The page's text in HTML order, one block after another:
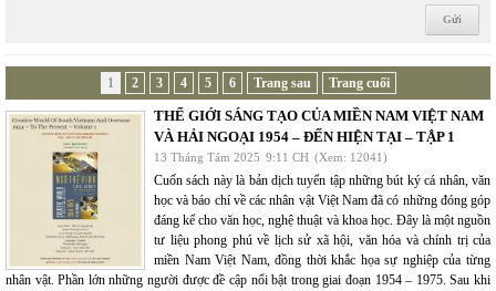
1 2 3 4 5 6 Trang sau Trang cuối
THẾ GIỚI SÁNG TẠO CỦA MIỀN NAM VIỆT NAM
VÀ HẢI NGOẠI 1954 – ĐẾN HIỆN TẠI – TẬP 1
13 Tháng Tám 2025 9:11 CH (Xem: 12041)
Cuốn sách này là bản dịch tuyển tập những bút ký cá nhân, văn
học và báo chí về các nhân vật Việt Nam đã có những đóng góp
đáng kể cho văn học, nghệ thuật và khoa học. Đây là một nguồn
tư liệu phong phú về lịch sử xã hội, văn hóa và chính trị của
miền Nam Việt Nam, đồng thời khắc họa sự nghiệp của từng
nhân vật. Phần lớn những người được đề cập nổi bật trong giai đoạn 1954 – 1975. Sau khi